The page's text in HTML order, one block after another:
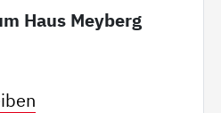
Haus Meyberg